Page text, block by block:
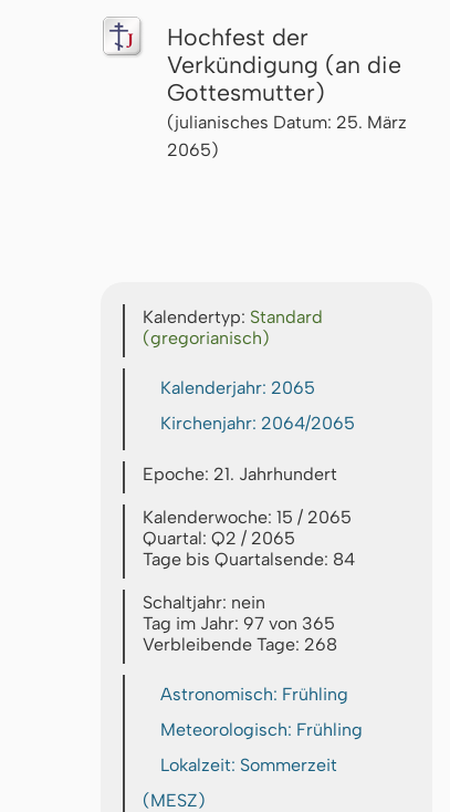
Hochfest der
Verkündigung (an die
Gottesmutter)
(julianisches Datum: 25. März
2065)
Kalendertyp: Standard
(gregorianisch)
Kalenderjahr: 2065
Kirchenjahr: 2064/2065
Epoche: 21. Jahrhundert
Kalenderwoche: 15 / 2065
Quartal: Q2 / 2065
Tage bis Quartalsende: 84
Schaltjahr: nein
Tag im Jahr: 97 von 365
Verbleibende Tage: 268
Astronomisch: Frühling
Meteorologisch: Frühling
Lokalzeit: Sommerzeit
(MESZ)